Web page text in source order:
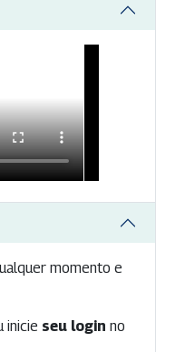
momento e
inicie seu login no